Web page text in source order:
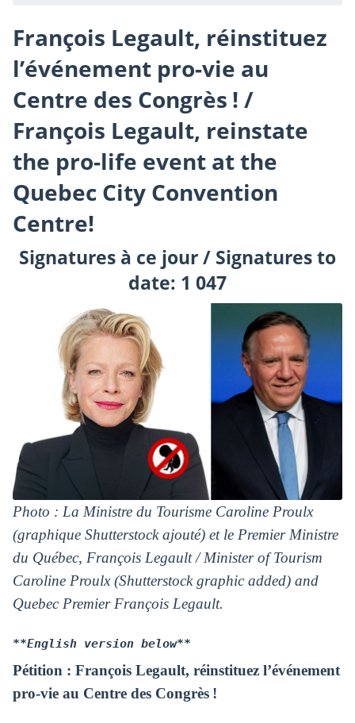
François Legault, réinstituez
l’événement pro-vie au
Centre des Congrès ! /
François Legault, reinstate
the pro-life event at the
Quebec City Convention
Centre!
Signatures à ce jour / Signatures to
date: 1 047
Photo : La Ministre du Tourisme Caroline Proulx
(graphique Shutterstock ajouté) et le Premier Ministre
du Québec, François Legault / Minister of Tourism
Caroline Proulx (Shutterstock graphic added) and
Quebec Premier François Legault.
**English version below**
Pétition : François Legault, réinstituez l’événement
pro-vie au Centre des Congrès !